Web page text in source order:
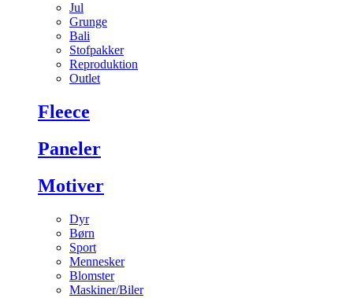
Jul
Grunge
Bali
Stofpakker
Reproduktion
Outlet
Fleece
Paneler
Motiver
Dyr
Børn
Sport
Mennesker
Blomster
Maskiner/Biler